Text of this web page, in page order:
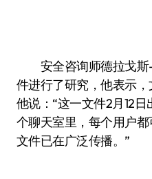
安全咨询师德拉戈斯-
件进行了研究，他表示，
他说：“这一文件2月12
个聊天室里，每个用户
文件已在广泛传播。”